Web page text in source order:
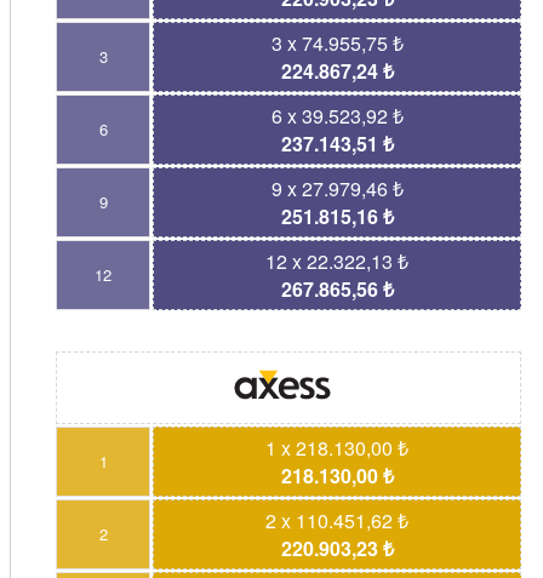
3
3 x 74.955,75 ₺
224.867,24 ₺
6
6 x 39.523,92 ₺
237.143,51 ₺
9
9 x 27.979,46 ₺
251.815,16 ₺
12
12 x 22.322,13 ₺
267.865,56 ₺
1
1 x 218.130,00 ₺
218.130,00 ₺
2
2 x 110.451,62 ₺
220.903,23 ₺